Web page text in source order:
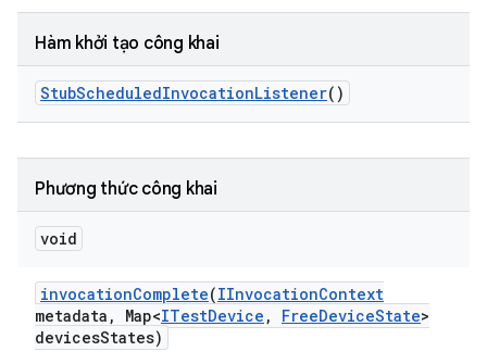
Hàm khởi tạo công khai
StubScheduledInvocationListener()
Phương thức công khai
void
invocationComplete(IInvocationContext
metadata , Map<ITestDevice , FreeDeviceState>
devicesStates)